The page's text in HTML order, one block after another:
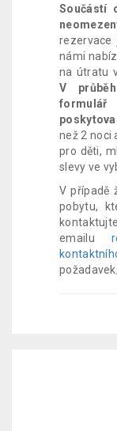
Součástí
rezervace
námi
na útratu
V
než 2 noci
pro děti,
slevy ve
V případě
pobytu,
emailu